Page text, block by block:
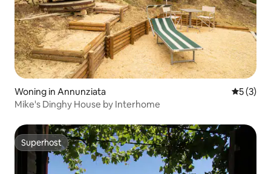
Woning in Annunziata
5 (3)
Mike's Dinghy House by Interhome
Superhost
Superhost